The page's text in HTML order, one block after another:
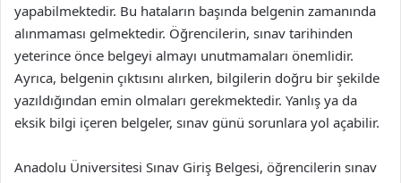
yapabilmektedir. Bu hataların başında belgenin zamanında
alınmaması gelmektedir. Öğrencilerin, sınav tarihinden
yeterince önce belgeyi almayı unutmamaları önemlidir.
Ayrıca, belgenin çıktısını alırken, bilgilerin doğru bir şekilde
yazıldığından emin olmaları gerekmektedir. Yanlış ya da
eksik bilgi içeren belgeler, sınav günü sorunlara yol açabilir.
Anadolu Üniversitesi Sınav Giriş Belgesi, öğrencilerin sınav